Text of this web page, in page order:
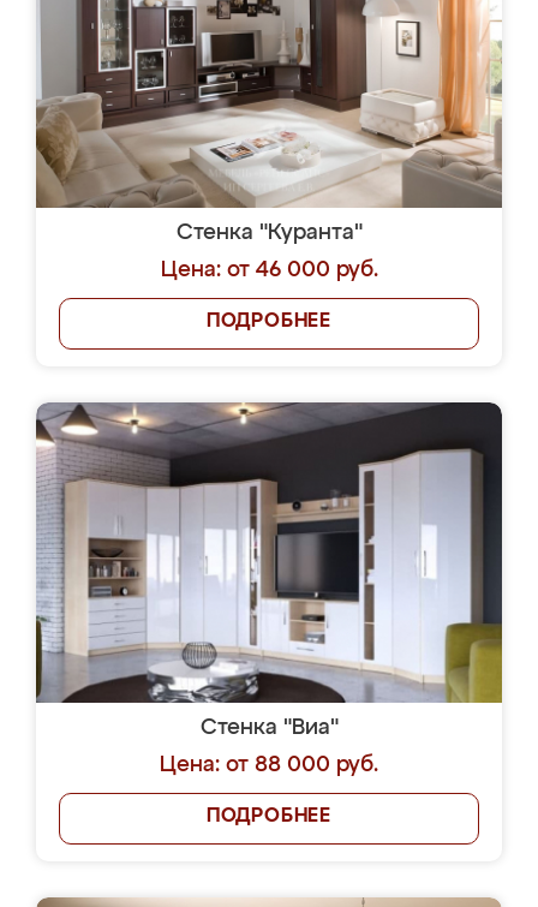
Стенка "Куранта"
Цена: от 46 000 руб.
ПОДРОБНЕЕ
Стенка "Виа"
Цена: от 88 000 руб.
ПОДРОБНЕЕ